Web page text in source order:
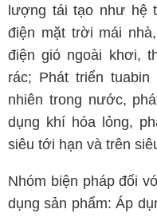
lượng tái tạo như hệ
điện mặt trời mái
điện gió ngoài khơi,
rác; Phát triển
nhiên trong nước,
dụng khí hóa lỏng,
siêu tới hạn và trên
Nhóm biện pháp đối
dụng sản phẩm: Áp